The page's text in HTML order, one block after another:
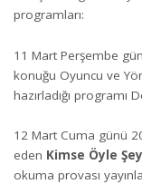
programları:
11 Mart Perşembe
konuğu Oyuncu ve
hazırladığı programı
12 Mart Cuma günü
eden Kimse Öyle
okuma provası